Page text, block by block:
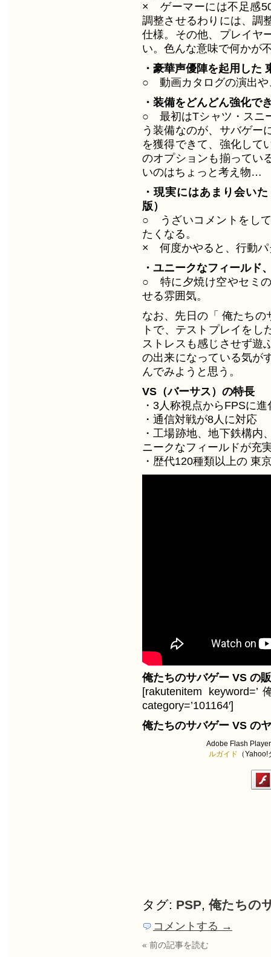
× ゲーマーには不足感
調整させるわりには、調
仕様。その他、プレイヤ
い。色んな意味で何かが
・豪華声優陣を起用した
○ 動画カタログの演出や
・装備をどんどん強化で
○ 最初はTシャツ・スニ
う装備なのが、サバゲー
を獲得できて、強化して
のオプションも揃ってい
いのはちょっと考え物…
・現実にはあまり会い
版）
○ うざいコメントをし
たくなる。
× 何度かやると、行動パ
・ユニークなフィールド
○ 特に夕焼け空やセミ
せる雰囲気。
なお、先日の「 俺たち
トで、テストプレイをし
ストレスも感じさせず遊
の出来になっている気が
んでみようと思う。
VS（バーサス）の特長
・3人称視点からFPSに進
・通信対戦が8人に対応
・工場跡地、地下鉄構内
ニークなフィールドが充
・歴代120種類以上の 東
俺たちのサバゲー VS の
[rakutenitem
category=’101164′]
俺たちのサバゲー VS の
Adobe Flash
ルガイド （
タグ: PSP, 俺たちの
コメントする →
« 前の記事を読む